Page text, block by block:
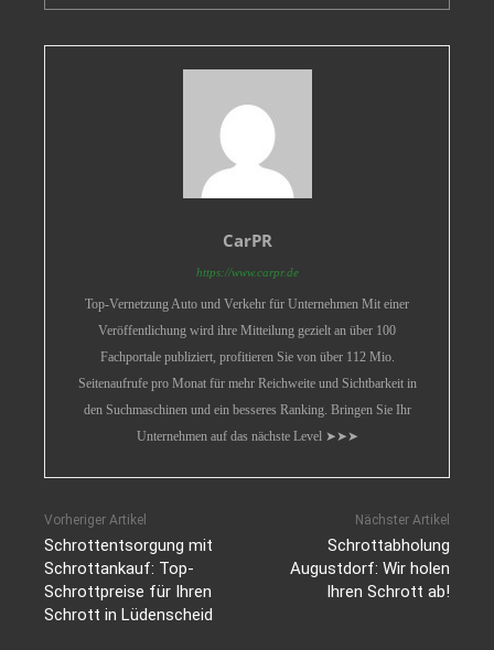
CarPR
https://www.carpr.de
Top-Vernetzung Auto und Verkehr für Unternehmen Mit einer
Veröffentlichung wird ihre Mitteilung gezielt an über 100
Fachportale publiziert, profitieren Sie von über 112 Mio.
Seitenaufrufe pro Monat für mehr Reichweite und Sichtbarkeit in
den Suchmaschinen und ein besseres Ranking. Bringen Sie Ihr
Unternehmen auf das nächste Level ➤➤➤
Vorheriger Artikel
Schrottentsorgung mit
Schrottankauf: Top-
Schrottpreise für Ihren
Schrott in Lüdenscheid
Nächster Artikel
Schrottabholung
Augustdorf: Wir holen
Ihren Schrott ab!